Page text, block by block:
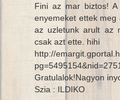
Fini az mar biztos! A
enyemeket ettek meg
az uzletunk arult az
csak azt ette. hihi
http://
Gratulalok!Nagyon
Szia : ILDIKO